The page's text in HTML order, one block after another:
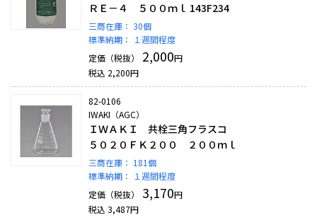
ＲＥ－４ ５００ｍｌ 143F234
三商在庫： 30個
標準納期：
１週間程度
定価（税抜）
2,000円
税込 2,200円
82-0106
IWAKI（AGC）
ＩＷＡＫＩ 共栓三角フラスコ
５０２０ＦＫ２００ ２００ｍｌ
三商在庫： 181個
標準納期：
１週間程度
定価（税抜）
3,170円
税込 3,487円